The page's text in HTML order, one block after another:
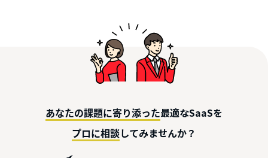
あなたの課題に寄り添った最適なSaaSを
プロに相談してみませんか？